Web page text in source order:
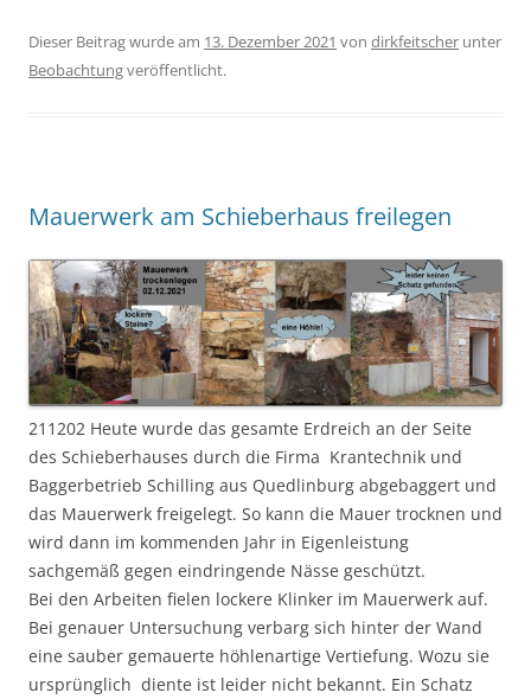
Dieser Beitrag wurde am 13. Dezember 2021 von dirkfeitscher unter
Beobachtungveröffentlicht.
Mauerwerk am Schieberhaus freilegen
211202 Heute wurde das gesamte Erdreich an der Seite
des Schieberhauses durch die Firma Krantechnik und
Baggerbetrieb Schilling aus Quedlinburg abgebaggert und
das Mauerwerk freigelegt. So kann die Mauer trocknen und
wird dann im kommenden Jahr in Eigenleistung
sachgemäß gegen eindringende Nässe geschützt.
Bei den Arbeiten fielen lockere Klinker im Mauerwerk auf.
Bei genauer Untersuchung verbarg sich hinter der Wand
eine sauber gemauerte höhlenartige Vertiefung. Wozu sie
ursprünglich diente ist leider nicht bekannt. Ein Schatz